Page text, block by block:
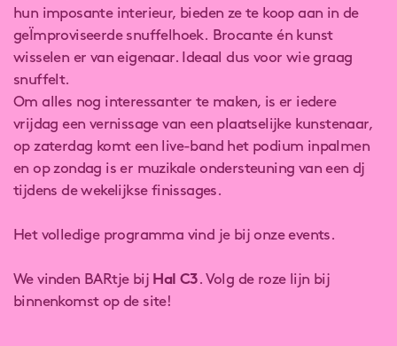
hun imposante interieur, bieden ze te koop aan in de
geÏmproviseerde snuffelhoek. Brocante én kunst
wisselen er van eigenaar. Ideaal dus voor wie graag
snuffelt.
Om alles nog interessanter te maken, is er iedere
vrijdag een vernissage van een plaatselijke kunstenaar,
op zaterdag komt een live-band het podium inpalmen
en op zondag is er muzikale ondersteuning van een dj
tijdens de wekelijkse finissages.
Het volledige programma vind je bij onze events.
We vinden BARtje bij Hal C3. Volg de roze lijn bij
binnenkomst op de site!